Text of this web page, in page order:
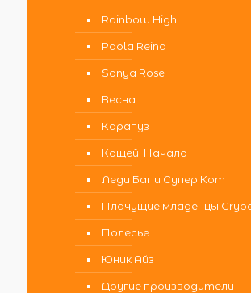
Rainbow High
Paola Reina
Sonya Rose
Весна
Карапуз
Кощей. Начало
Леди Баг и Супер Кот
Плачущие младенцы
Полесье
Юник Айз
Другие производители